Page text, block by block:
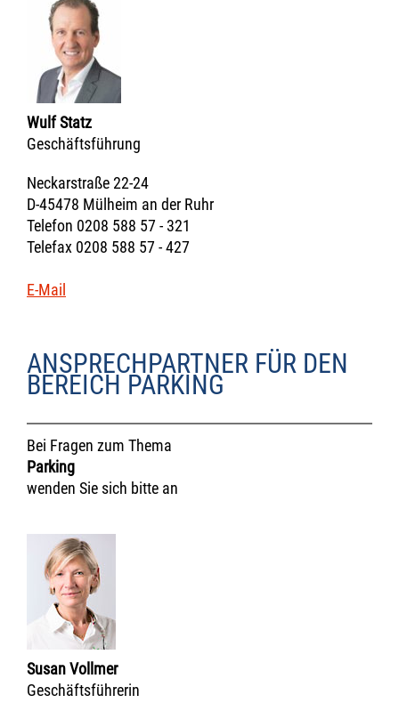
Wulf Statz
Geschäftsführung
Neckarstraße 22-24
D-45478 Mülheim an der Ruhr
Telefon 0208 588 57 - 321
Telefax 0208 588 57 - 427
E-Mail
ANSPRECHPARTNER FÜR DEN
BEREICH PARKING
Bei Fragen zum Thema
Parking
wenden Sie sich bitte an
Susan Vollmer
Geschäftsführerin